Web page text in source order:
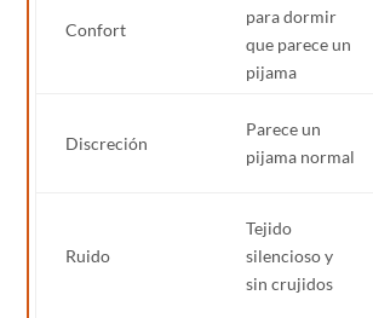
Confort
para dormir
que parece un
pijama
Discreción
Parece un
pijama normal
Ruido
Tejido
silencioso y
sin crujidos